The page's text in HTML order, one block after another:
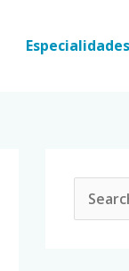
Especialidades